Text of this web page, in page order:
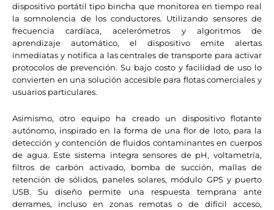
dispositivo portátil tipo bincha que monitorea en tiempo real
la somnolencia de los conductores. Utilizando sensores de
frecuencia cardíaca, acelerómetros y algoritmos de
aprendizaje automático, el dispositivo emite alertas
inmediatas y notifica a las centrales de transporte para activar
protocolos de prevención. Su bajo costo y facilidad de uso lo
convierten en una solución accesible para flotas comerciales y
usuarios particulares.
Asimismo, otro equipo ha creado un dispositivo flotante
autónomo, inspirado en la forma de una flor de loto, para la
detección y contención de fluidos contaminantes en cuerpos
de agua. Este sistema integra sensores de pH, voltametría,
filtros de carbón activado, bomba de succión, mallas de
retención de sólidos, paneles solares, módulo GPS y puerto
USB. Su diseño permite una respuesta temprana ante
derrames, incluso en zonas remotas o de difícil acceso,